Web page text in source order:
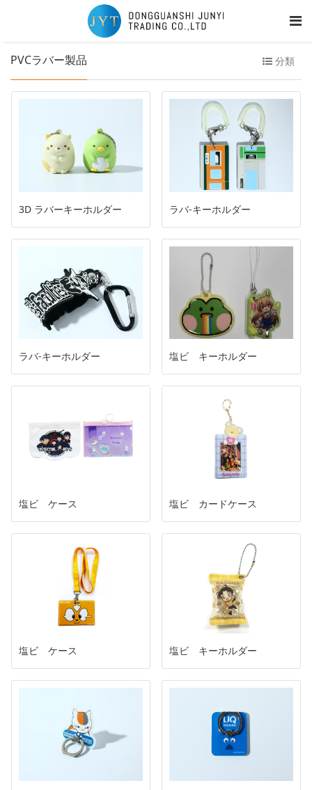
PVCラバー製品 分類
3D ラバーキーホルダー ラバ-キーホルダー
ラバ-キーホルダー 塩ビ キーホルダー
塩ビ ケース 塩ビ カードケース
塩ビ ケース 塩ビ キーホルダー